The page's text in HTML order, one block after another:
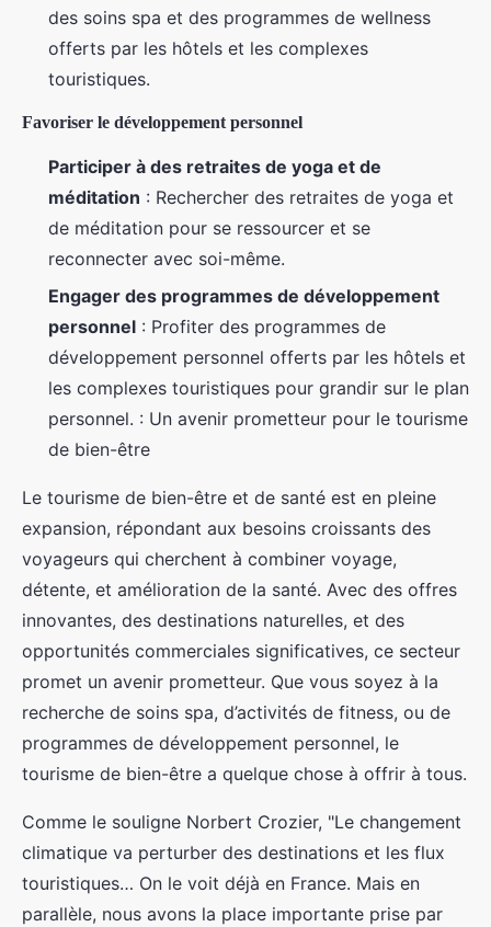
des soins spa et des programmes de wellness
offerts par les hôtels et les complexes
touristiques.
Favoriser le développement personnel
Participer à des retraites de yoga et de
méditation : Rechercher des retraites de yoga et
de méditation pour se ressourcer et se
reconnecter avec soi-même.
Engager des programmes de développement
personnel : Profiter des programmes de
développement personnel offerts par les hôtels et
les complexes touristiques pour grandir sur le plan
personnel. : Un avenir prometteur pour le tourisme
de bien-être
Le tourisme de bien-être et de santé est en pleine
expansion, répondant aux besoins croissants des
voyageurs qui cherchent à combiner voyage,
détente, et amélioration de la santé. Avec des offres
innovantes, des destinations naturelles, et des
opportunités commerciales significatives, ce secteur
promet un avenir prometteur. Que vous soyez à la
recherche de soins spa, d’activités de fitness, ou de
programmes de développement personnel, le
tourisme de bien-être a quelque chose à offrir à tous.
Comme le souligne Norbert Crozier, "Le changement
climatique va perturber des destinations et les flux
touristiques… On le voit déjà en France. Mais en
parallèle, nous avons la place importante prise par